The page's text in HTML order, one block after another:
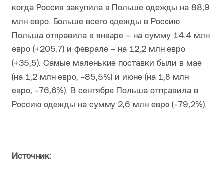
когда Россия закупила в Польше одежды на 88,9
млн евро. Больше всего одежды в Россию
Польша отправила в январе – на сумму 14.4 млн
евро (+205,7) и феврале – на 12,2 млн евро
(+35,5). Самые маленькие поставки были в мае
(на 1,2 млн евро, -85,5%) и июне (на 1,8 млн
евро, -76,6%). В сентябре Польша отправила в
Россию одежды на сумму 2,6 млн евро (-79,2%).
Источник: